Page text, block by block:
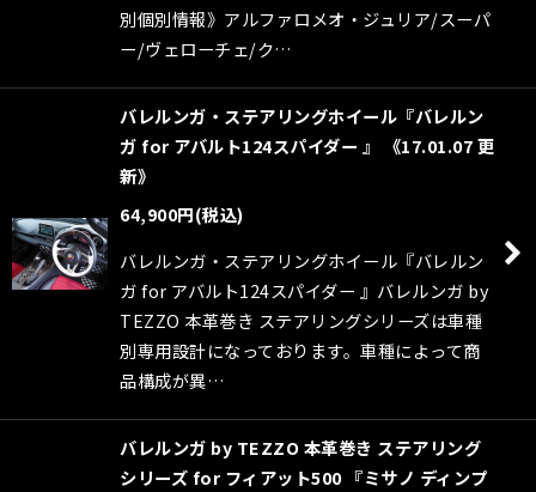
別個別情報》アルファロメオ・ジュリア/スーパ
ー/ヴェローチェ/ク…
バレルンガ・ステアリングホイール『バレルン
ガ for アバルト124スパイダー 』 《17.01.07 更
新》
64,900円(税込)
バレルンガ・ステアリングホイール『バレルン
ガ for アバルト124スパイダー 』バレルンガ by
TEZZO 本革巻き ステアリングシリーズは車種
別専用設計になっております。車種によって商
品構成が異…
バレルンガ by TEZZO 本革巻き ステアリング
シリーズ for フィアット500 『ミサノ ディンプ